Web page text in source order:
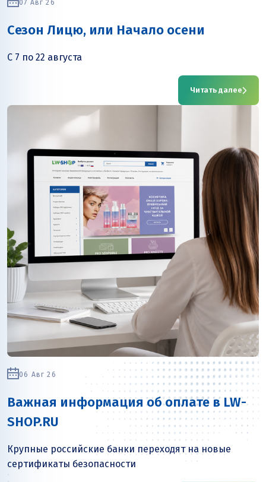
07 Авг 26
Сезон Лицю, или Начало осени
С 7 по 22 августа
Читать далее
06 Авг 26
Важная информация об оплате в LW-
SHOP.RU
Крупные российские банки переходят на новые
сертификаты безопасности